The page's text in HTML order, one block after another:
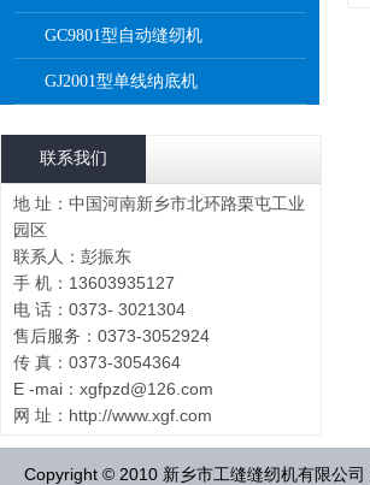
GC9801型自动缝纫机
GJ2001型单线纳底机
联系我们
地 址：中国河南新乡市北环路栗屯工业
园区
联系人：彭振东
手 机：13603935127
电 话：0373- 3021304
售后服务：0373-3052924
传 真：0373-3054364
E -mai：xgfpzd@126.com
网 址：http://www.xgf.com
Copyright © 2010 新乡市工缝缝纫机有限公